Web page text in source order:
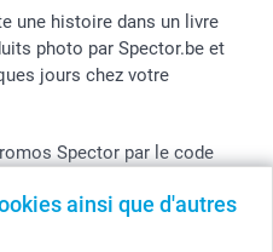
ainsi que d'autres
une histoire dans un livre
photo par Spector.be et
jours chez votre
Spector par le code